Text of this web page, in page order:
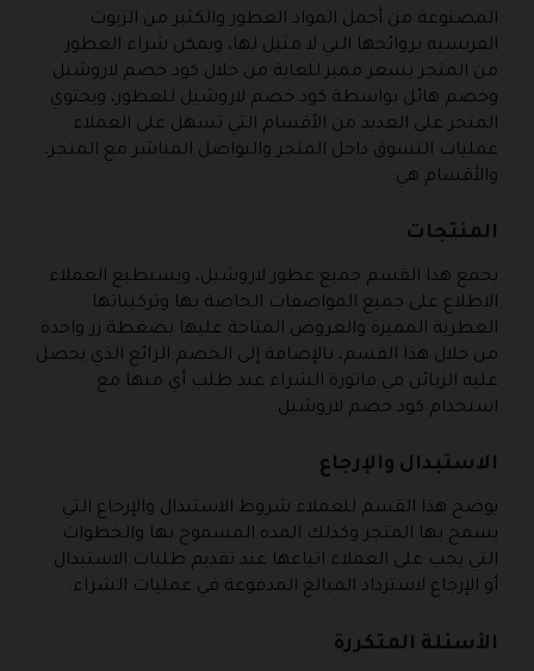
المصنوعة من أجمل المواد العطور والكثير من الزيوت
الفرنسية بروائحها التي لا مثيل لها، ويمكن شراء العطور
من المتجر بسعر مميز للغاية من خلال كود خصم لاروشيل
وخصم هائل بواسطة كود خصم لاروشيل للعطور، ويحتوي
المتجر على العديد من الأقسام التي تسهل على العملاء
عمليات التسوق داخل المتجر والتواصل المباشر مع المتجر،
والأقسام هي:
المنتجات
يجمع هذا القسم جميع عطور لاروشيل، ويستطيع العملاء
الاطلاع على جميع المواصفات الخاصة بها وتركيباتها
العطرية المميزة والعروض المتاحة عليها بضغطة زر واحدة
من خلال هذا القسم، بالإضافة إلى الخصم الرائع الذي يحصل
عليه الزبائن في فاتورة الشراء عند طلب أي منها مع
استخدام كود خصم لاروشيل.
الاستبدال والإرجاع
يوضح هذا القسم للعملاء شروط الاستبدال والإرجاع التي
يسمح بها المتجر وكذلك المدة المسموح بها والخطوات
التي يجب على العملاء اتباعها عند تقديم طلبات الاستبدال
أو الإرجاع لاسترداد المبالغ المدفوعة في عمليات الشراء.
الأسئلة المتكررة